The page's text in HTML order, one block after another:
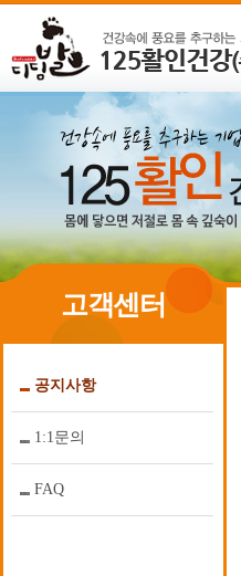
고객센터
공지사항
1:1문의
FAQ